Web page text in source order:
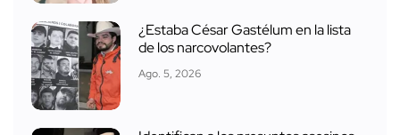
¿Estaba César Gastélum en la lista
de los narcovolantes?
Ago. 5, 2026